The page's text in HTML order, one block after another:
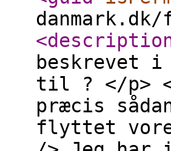
danmark.dk/
beskrevet i
til ? </p>
præcis
flyttet